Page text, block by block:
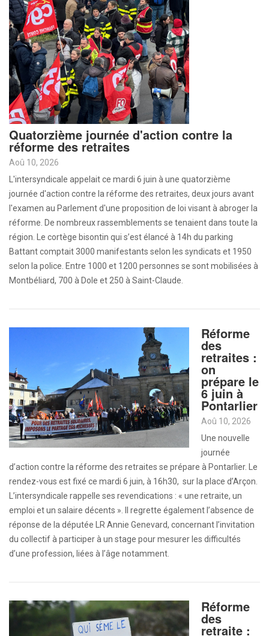
Quatorzième journée d'action contre la
réforme des retraites
Aoû 10, 2026
L'intersyndicale appelait ce mardi 6 juin à une quatorzième
journée d'action contre la réforme des retraites, deux jours avant
l'examen au Parlement d'une proposition de loi visant à abroger la
réforme. De nombreux rassemblements se tenaient dans toute la
région. Le cortège bisontin qui s’est élancé à 14h du parking
Battant comptait 3000 manifestants selon les syndicats et 1950
selon la police. Entre 1000 et 1200 personnes se sont mobilisées à
Montbéliard, 700 à Dole et 250 à Saint-Claude.
Réforme
des
retraites :
on
prépare le
6 juin à
Pontarlier
Aoû 10, 2026
Une nouvelle
journée
d’action contre la réforme des retraites se prépare à Pontarlier. Le
rendez-vous est fixé ce mardi 6 juin, à 16h30, sur la place d’Arçon.
L’intersyndicale rappelle ses revendications : « une retraite, un
emploi et un salaire décents ». Il regrette également l’absence de
réponse de la députée LR Annie Genevard, concernant l’invitation
du collectif à participer à un stage pour mesurer les difficultés
d’une profession, liées à l’âge notamment.
Réforme
des
retraite :